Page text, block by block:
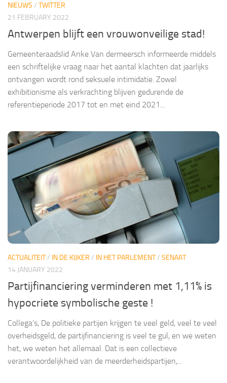
NIEUWS / TWITTER
21 FEBRUARY 2022
Antwerpen blijft een vrouwonveilige stad!
Gemeenteraadslid Anke Van dermeersch informeerde middels
een schriftelijke vraag naar het aantal klachten dat jaarlijks
ontvangen wordt rond seksuele intimidatie. Zowel
exhibitionisme als verkrachting blijven gedurende de
referentieperiode 2017 tot en met eind 2021...
ACTUALITEIT/ IN DE KIJKER / IN HET PARLEMENT/ SENAAT
14 JANUARY 2022
Partijfinanciering verminderen met 1,11% is
hypocriete symbolische geste !
Collega’s, De politieke partijen krijgen te veel geld, veel te veel
overheidsgeld, de partijfinanciering is veel te gul, en we weten
het, we weten het allemaal. Dat is een collectieve
verantwoordelijkheid van de meerderheidspartijen,...